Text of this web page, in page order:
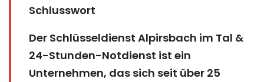
Schlusswort
Der Schlüsseldienst Alpirsbach im Tal &
24-Stunden-Notdienst ist ein
Unternehmen, das sich seit über 25